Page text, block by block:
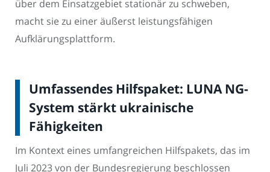
über dem Einsatzgebiet stationär zu schweben,
macht sie zu einer äußerst leistungsfähigen
Aufklärungsplattform.
Umfassendes Hilfspaket: LUNA NG-
System stärkt ukrainische
Fähigkeiten
Im Kontext eines umfangreichen Hilfspakets, das im
Juli 2023 von der Bundesregierung beschlossen